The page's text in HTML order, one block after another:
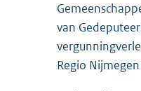
van
Regio